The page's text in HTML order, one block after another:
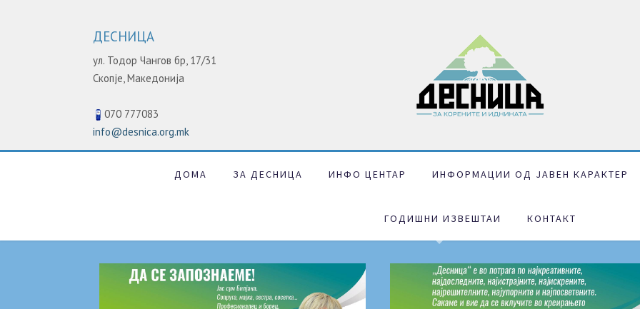
ДЕСНИЦА
ул. Тодор Чангов бр, 17/31
Скопје,Македонија
070 777083
info@desnica.org.mk
ДОМА ЗА ДЕСНИЦА ИНФО ЦЕНТАР ИНФОРМАЦИИ ОД ЈАВЕН КАРАКТЕР
ГОДИШНИ ИЗВЕШТАИ КОНТАКТ